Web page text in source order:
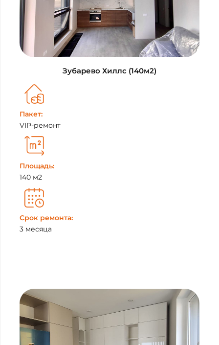
Зубарево Хиллс (140м2)
Пакет:
VIP-ремонт
Площадь:
140 м2
Срок ремонта:
3 месяца